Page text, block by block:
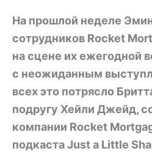
На прошлой неделе
сотрудников Rocket
на сцене их ежегодной
с неожиданным
всех это потрясло
подругу Хейли Джейд,
компании Rocket
подкаста Just a Little